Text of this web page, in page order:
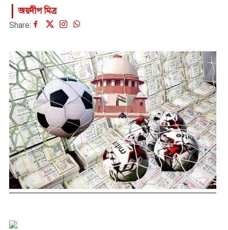
জয়দীপ মিত্র
Share: